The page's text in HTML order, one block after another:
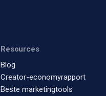
Resources
Blog
Creator-economyrapport
Beste marketingtools